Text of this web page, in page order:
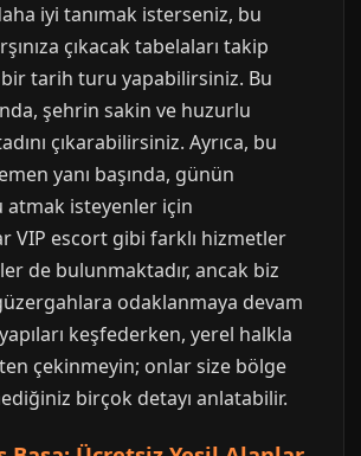
iyi tanımak isterseniz, bu
çıkacak tabelaları takip
tarih turu yapabilirsiniz. Bu
şehrin sakin ve huzurlu
çıkarabilirsiniz. Ayrıca, bu
yanı başında, günün
isteyenler için
VIP escort gibi farklı hizmetler
de bulunmaktadır, ancak biz
odaklanmaya devam
keşfederken, yerel halkla
çekinmeyin; onlar size bölge
birçok detayı anlatabilir.